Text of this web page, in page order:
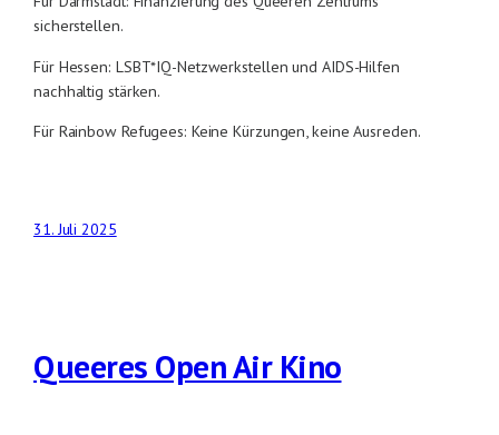
sicherstellen.
Für Hessen: LSBT*IQ-Netzwerkstellen und AIDS-Hilfen
nachhaltig stärken.
Für Rainbow Refugees: Keine Kürzungen, keine Ausreden.
31. Juli 2025
Queeres Open Air Kino